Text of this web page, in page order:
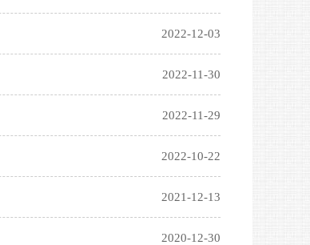
2022-12-03
2022-11-30
2022-11-29
2022-10-22
2021-12-13
2020-12-30